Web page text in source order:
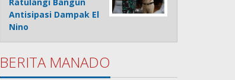
Antisipasi Dampak El
Nino
BERITA MANADO